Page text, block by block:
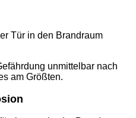
Tür in den Brandraum
unmittelbar nach
am Größten.